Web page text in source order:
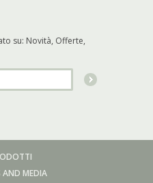
su: Novità, Offerte,
AND MEDIA